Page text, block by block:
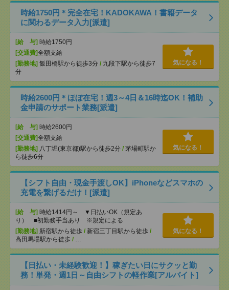
時給1750円＊完全在宅！KADOKAWA！書籍データ
に関わるデータ入力[派遣]
[給 与] 時給1750円
[交通費]全額支給
[勤務地] 飯田橋駅から徒歩3分 / 九段下駅から徒歩7
分
気になる！
時給2600円＊ほぼ在宅！週3～4日＆16時迄OK！補助
金申請のサポート業務[派遣]
[給 与] 時給2600円
[交通費]全額支給
[勤務地] 八丁堀(東京都)駅から徒歩2分 / 茅場町駅か
ら徒歩6分
気になる！
【シフト自由・現金手渡しOK】iPhoneなどスマホの
充電を繋げるだけ！[派遣]
[給 与] 時給1414円～ ▼日払いOK（規定あ
り） ■初勤務手当あり ※規定による
[勤務地] 新宿駅から徒歩 / 新宿三丁目駅から徒歩 /
高田馬場駅から徒歩 / …
気になる！
【日払い・未経験歓迎！】稼ぎたい日にサクッと勤
務！単発・週1日～自由シフトの軽作業[アルバイト]